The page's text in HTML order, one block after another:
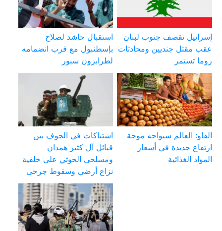
إسرائيل تقصف جنوب لبنان
عقب مقتل جنديين ومحادثات
روما تستمر
استقبال حاشد لصلاح
بإسطنبول مع قرب انضمامه
لطرابزون سبور
الفاو: العالم سيواجه موجة
ارتفاع جديدة في أسعار
المواد الغذائية
اشتباكات في الجوف بين
قبائل آل كثير همدان
ومسلحي الحوثي على خلفية
نزاع أرضي وسقوط جرحى